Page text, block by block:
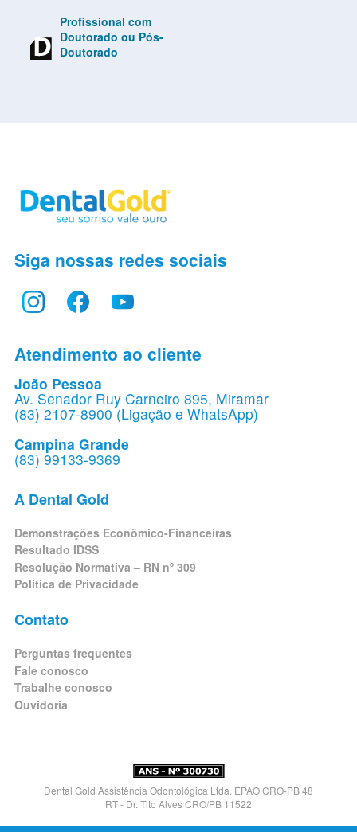
Profissional com
Doutorado ou Pós-
Doutorado
Siga nossas redes sociais
Atendimento ao cliente
João Pessoa
Av. Senador Ruy Carneiro 895, Miramar
(83) 2107-8900 (Ligação e WhatsApp)
Campina Grande
(83) 99133-9369
A Dental Gold
Demonstrações Econômico-Financeiras
Resultado IDSS
Resolução Normativa – RN nº 309
Política de Privacidade
Contato
Perguntas frequentes
Fale conosco
Trabalhe conosco
Ouvidoria
Dental Gold Assistência Odontológica Ltda. EPAO CRO-PB 48
RT - Dr. Tito Alves CRO/PB 11522